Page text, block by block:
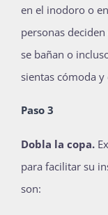
en el inodoro o
personas
se bañan o
sientas cómoda
Paso 3
Dobla la copa.
para facilitar su
son: